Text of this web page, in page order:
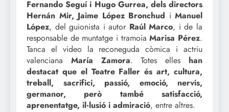
Fernando Seguí i Hugo Gurrea, dels directors
Hernán Mir, Jaime López Bronchud i Manuel
López, del guionista i autor Raúl Marco, i de la
responsable de muntatge i tramoiaMarisa Pérez.
Tanca el video la reconeguda còmica i actriu
valenciana María Zamora. Totes elles han
destacat que el Teatre Faller és art, cultura,
treball, sacrifici, passió, emoció, nervis,
germanor, però també satisfacció,
aprenentatge, il·lusió i admiració, entre altres.